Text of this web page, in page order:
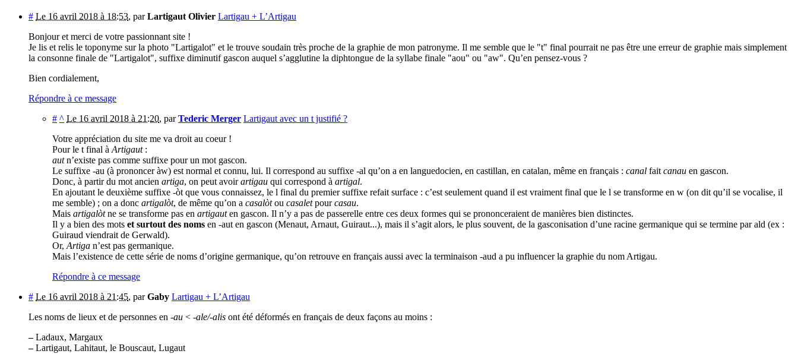
# Le 16 avril 2018 à 18:53, parLartigaut Olivier Lartigau + L’Artigau
Bonjour et merci de votre passionnant site !
Je lis et relis le toponyme sur la photo "Lartigalot" et le trouve soudain très proche de la graphie de mon patronyme. Il me semble que le "t" final pourrait ne pas être une erreur de graphie mais simplement
la consonne finale de "Lartigalot", suffixe diminutif gascon auquel s’agglutine la diphtongue de la syllabe finale "aou" ou "aw". Qu’en pensez-vous ?
Bien cordialement,
Répondre à ce message
# ^ Le 16 avril 2018 à 21:20, parTederic Merger Lartigaut avec un t justifié ?
Votre appréciation du site me va droit au coeur !
Pour le t final à Artigaut:
autn’existe pas comme suffixe pour un mot gascon.
Le suffixe -au (à prononcer àw) est normal et connu, lui. Il correspond au suffixe -al qu’on a en languedocien, en castillan, en catalan, même en français : canal fait canau en gascon.
Donc, à partir du mot ancien artiga, on peut avoirartigau qui correspond à artigal.
En ajoutant le deuxième suffixe -òt que vous connaissez, le l final du premier suffixe refait surface : c’est seulement quand il est vraiment final que le l se transforme en w (on dit qu’il se vocalise, il
me semble) ; on a donc artigalòt, de même qu’on a casalòtou casaletpourcasau.
Mais artigalòtne se transforme pas en artigauten gascon. Il n’y a pas de passerelle entre ces deux formes qui se prononceraient de manières bien distinctes.
Il y a bien des mots et surtout des noms en -aut en gascon (Menaut, Arnaut, Guiraut...), mais il s’agit alors, le plus souvent, de la gasconisation d’une racine germanique qui se termine par ald (ex :
Guiraud viendrait de Gerwald).
Or, Artiga n’est pas germanique.
Mais l’existence de cette série de noms d’origine germanique, qu’on retrouve en français aussi avec la terminaison -aud a pu influencer la graphie du nom Artigau.
Répondre à ce message
# Le 16 avril 2018 à 21:45, parGaby Lartigau + L’Artigau
Les noms de lieux et de personnes en -au < -ale/-alis ont été déformés en français de deux façons au moins :
–Ladaux, Margaux
–Lartigaut, Lahitaut, le Bouscaut, Lugaut